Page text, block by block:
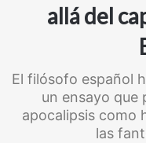
allá del
El filósofo español
un ensayo que
apocalipsis como
las